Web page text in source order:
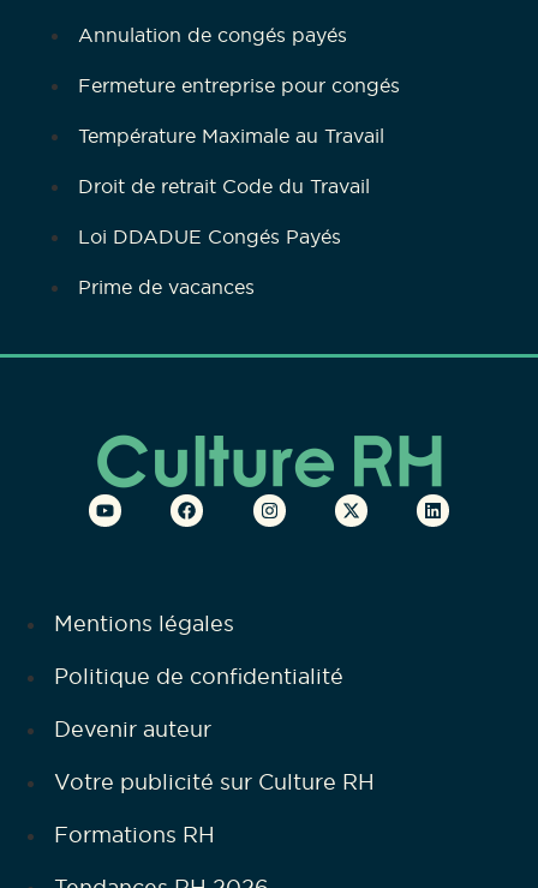
Annulation de congés payés
Fermeture entreprise pour congés
Température Maximale au Travail
Droit de retrait Code du Travail
Loi DDADUE Congés Payés
Prime de vacances
Mentions légales
Politique de confidentialité
Devenir auteur
Votre publicité sur Culture RH
Formations RH